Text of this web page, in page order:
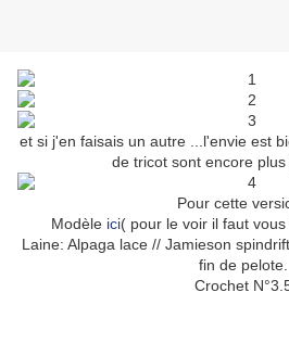
et si j'en faisais un autre ...l'envie est
de tricot sont encore plus
Pour cette
Modèle ici( pour le voir il faut
Laine: Alpaga lace // Jamieson
fin de pelote.
Crochet